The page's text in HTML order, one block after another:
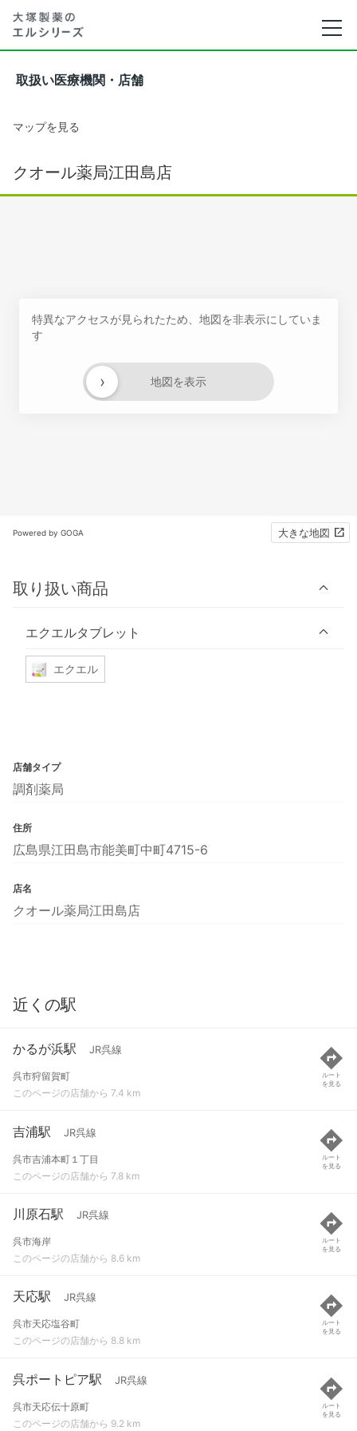
取扱い医療機関・店舗
マップを見る
クオール薬局江田島店
特異なアクセスが見られたため、地図を非表示にしていま
す
地図を表示
›
Powered by GOGA 大きな地図
取り扱い商品
エクエルタブレット
エクエル
店舗タイプ
調剤薬局
住所
広島県江田島市能美町中町4715-6
店名
クオール薬局江田島店
近くの駅
かるが浜駅 JR呉線
呉市狩留賀町
このページの店舗から 7.4 km
ルート
を見る
吉浦駅 JR呉線
呉市吉浦本町１丁目
このページの店舗から 7.8 km
ルート
を見る
川原石駅 JR呉線
呉市海岸
このページの店舗から 8.6 km
ルート
を見る
天応駅 JR呉線
呉市天応塩谷町
このページの店舗から 8.8 km
ルート
を見る
呉ポートピア駅 JR呉線
呉市天応伝十原町
このページの店舗から 9.2 km
ルート
を見る